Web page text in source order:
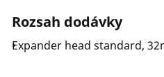
Rozsah dodávky
Expander head standard,